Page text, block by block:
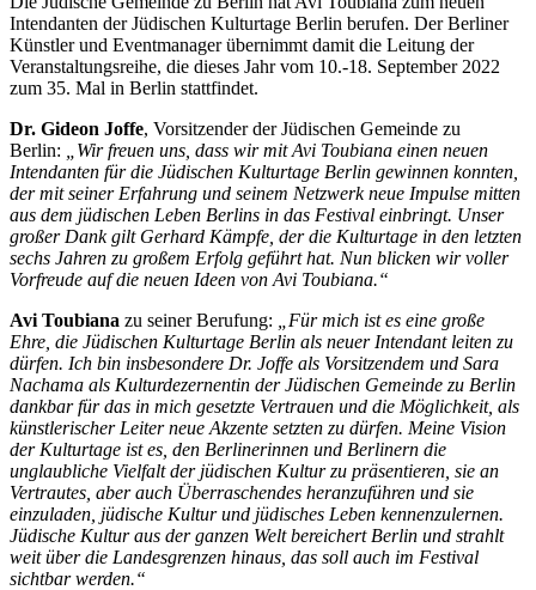
Intendanten der Jüdischen Kulturtage Berlin berufen. Der Berliner
Künstler und Eventmanager übernimmt damit die Leitung der
Veranstaltungsreihe, die dieses Jahr vom 10.-18. September 2022
zum 35. Mal in Berlin stattfindet.
Dr. Gideon Joffe, Vorsitzender der Jüdischen Gemeinde zu
Berlin:
„Wir freuen uns, dass wir mit Avi Toubiana einen neuen
Intendanten für die Jüdischen Kulturtage Berlin gewinnen konnten,
der mit seiner Erfahrung und seinem Netzwerk neue Impulse mitten
aus dem jüdischen Leben Berlins in das Festival einbringt. Unser
großer Dank gilt Gerhard Kämpfe, der die Kulturtage in den letzten
sechs Jahren zu großem Erfolg geführt hat. Nun blicken wir voller
Vorfreude auf die neuen Ideen von Avi Toubiana.“
Avi Toubiana zu seiner Berufung:
„Für mich ist es eine große
Ehre, die Jüdischen Kulturtage Berlin als neuer Intendant leiten zu
dürfen. Ich bin insbesondere Dr. Joffe als Vorsitzendem und Sara
Nachama als Kulturdezernentin der Jüdischen Gemeinde zu Berlin
dankbar für das in mich gesetzte Vertrauen und die Möglichkeit, als
künstlerischer Leiter neue Akzente setzten zu dürfen. Meine Vision
der Kulturtage ist es, den Berlinerinnen und Berlinern die
unglaubliche Vielfalt der jüdischen Kultur zu präsentieren, sie an
Vertrautes, aber auch Überraschendes heranzuführen und sie
einzuladen, jüdische Kultur und jüdisches Leben kennenzulernen.
Jüdische Kultur aus der ganzen Welt bereichert Berlin und strahlt
weit über die Landesgrenzen hinaus, das soll auch im Festival
sichtbar werden.“